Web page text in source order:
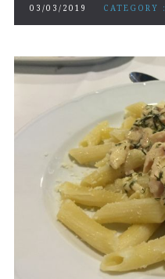
03/03/2019 CATEGORY :